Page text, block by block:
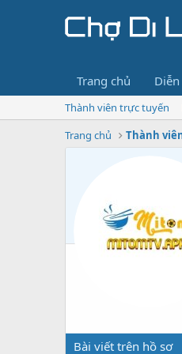
Trang chủ
Thành viên trực tuyến
Trang chủ
Thành
Bài viết trên hồ sơ